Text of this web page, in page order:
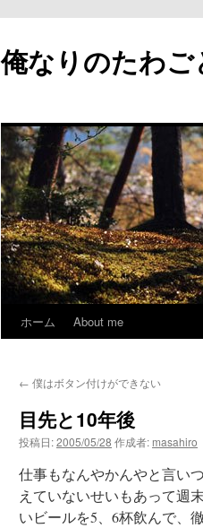
俺なりのたわご
テ
ホーム About me
← 僕はボタン付けができない
目先と10年後
投稿日:2005/05/28 作成者: masahiro
仕事もなんやかんやと言い
えていないせいもあって週
いビールを5、6杯飲んで、